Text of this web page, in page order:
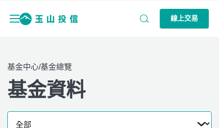
線上交易
基金中心/基金總覽
基金資料